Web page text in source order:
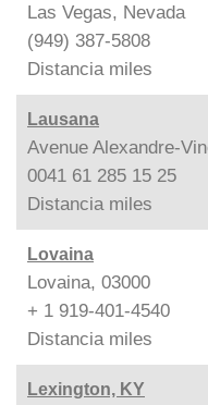
Las Vegas, Nevada
(949) 387-5808
Distancia miles
Lausana
Avenue Alexandre-
0041 61 285 15 25
Distancia miles
Lovaina
Lovaina, 03000
+ 1 919-401-4540
Distancia miles
Lexington, KY